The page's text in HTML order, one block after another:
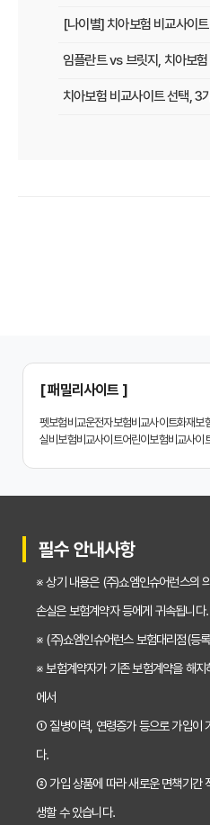
치아보험 비교사이트 똑똑하
[ 패밀리사이트 ]
펫보험비교운전자보험비교사이트화재보
실비보험비교사이트어린이보험비교사이
필수 안내사항
※ 상기 내용은 (주)쇼엠인슈어런스의
손실은 보험계약자 등에게 귀속됩니다.
※ (주)쇼엠인슈어런스 보험대리점(
※ 보험계약자가 기존 보험계약을 해
에서
① 질병이력, 연령증가 등으로 가입이
다.
② 가입 상품에 따라 새로운 면책기간
생할 수 있습니다.